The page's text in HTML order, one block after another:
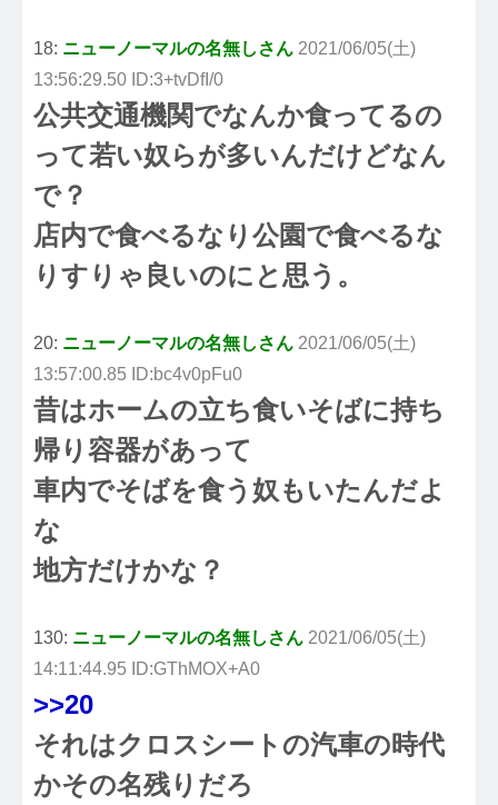
18: ニューノーマルの名無しさん 2021/06/05(土)
13:56:29.50 ID:3+tvDfI/0
公共交通機関でなんか食ってるの
って若い奴らが多いんだけどなん
で？
店内で食べるなり公園で食べるな
りすりゃ良いのにと思う。
20: ニューノーマルの名無しさん 2021/06/05(土)
13:57:00.85 ID:bc4v0pFu0
昔はホームの立ち食いそばに持ち
帰り容器があって
車内でそばを食う奴もいたんだよ
な
地方だけかな？
130: ニューノーマルの名無しさん 2021/06/05(土)
14:11:44.95 ID:GThMOX+A0
>>20
それはクロスシートの汽車の時代
かその名残りだろ